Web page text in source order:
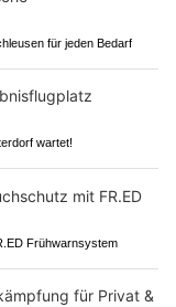
für jeden Bedarf
wartet!
Frühwarnsystem